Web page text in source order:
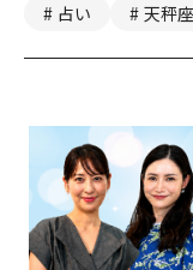
占い 天秤